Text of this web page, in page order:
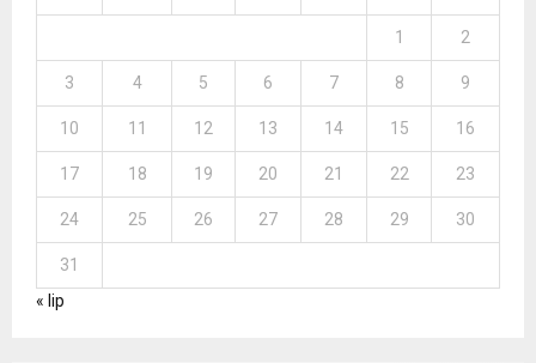
1 2
3 4 5 6 7 8 9
10 11 12 13 14 15 16
17 18 19 20 21 22 23
24 25 26 27 28 29 30
31
« lip